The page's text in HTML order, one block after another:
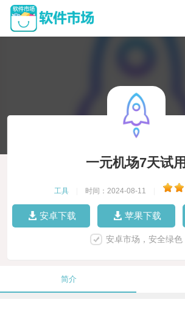
一元机场7天试用
工具 时间：2024-08-11
安卓下载 苹果下载
安卓市场，安全绿色
简介